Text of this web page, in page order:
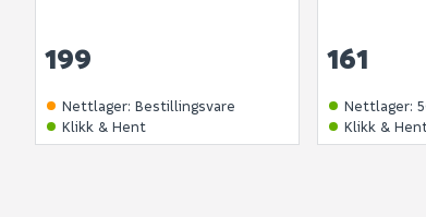
199
Nettlager: Bestillingsvare
Klikk & Hent
161
Nettlager:
Klikk &